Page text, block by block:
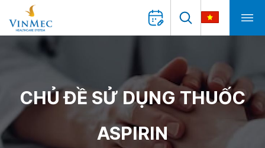
CHỦ ĐỀ SỬ DỤNG THUỐC
ASPIRIN